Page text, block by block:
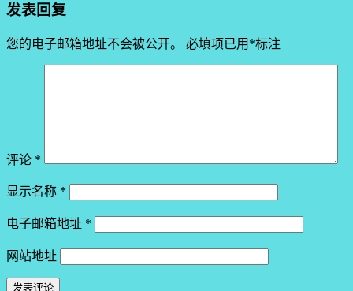
发表回复
您的电子邮箱地址不会被公开。 必填项已用 *标注
评论 *
显示名称 *
电子邮箱地址 *
网站地址